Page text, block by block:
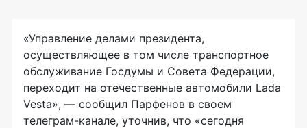
«Управление делами президента,
осуществляющее в том числе транспортное
обслуживание Госдумы и Совета Федерации,
переходит на отечественные автомобили Lada
Vesta», — сообщил Парфенов в своем
телеграм-канале, уточнив, что «сегодня